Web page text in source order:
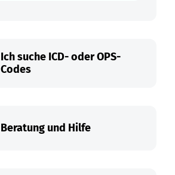
Ich suche ICD- oder OPS-
Codes
Beratung und Hilfe